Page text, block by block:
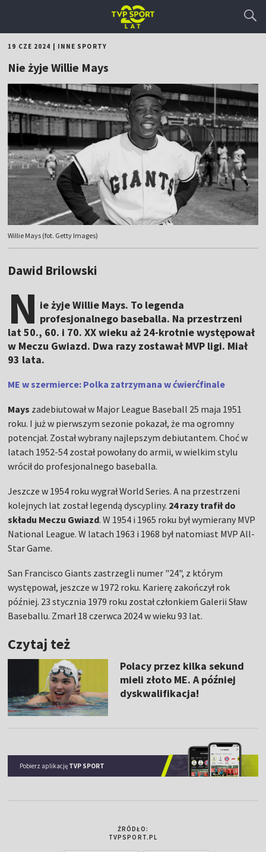
19 CZE 2024 INNE SPORTY
Nie żyje Willie Mays
Willie Mays (fot. Getty Images)
Dawid Brilowski
N ie żyje Willie Mays. To legenda
profesjonalnego baseballa. Na przestrzeni
lat 50., 60. i 70. XX wieku aż 24-krotnie występował
w Meczu Gwiazd. Dwa razy zostawał MVP ligi. Miał
93 lata.
ME w szermierce: Polka zatrzymana w ćwierćfinale
Mays zadebiutował w Major League Baseball 25 maja 1951
roku. I już w pierwszym sezonie pokazał, że ma ogromny
potencjał. Został wybrany najlepszym debiutantem. Choć w
latach 1952-54 został powołany do armii, w wielkim stylu
wrócił do profesjonalnego baseballa.
Jeszcze w 1954 roku wygrał World Series. A na przestrzeni
kolejnych lat został legendą dyscypliny. 24 razy trafił do
składu Meczu Gwiazd. W 1954 i 1965 roku był wymierany MVP
National League. W latach 1963 i 1968 był natomiast MVP All-
Star Game.
San Francisco Giants zastrzegli numer "24", z którym
występował, jeszcze w 1972 roku. Karierę zakończył rok
później. 23 stycznia 1979 roku został członkiem Galerii Sław
Baseballu. Zmarł 18 czerwca 2024 w wieku 93 lat.
Czytaj też
Polacy przez kilka sekund
mieli złoto ME. A później
dyskwalifikacja!
Pobierz aplikację TVP SPORT
ŹRÓDŁO:
TVPSPORT.PL